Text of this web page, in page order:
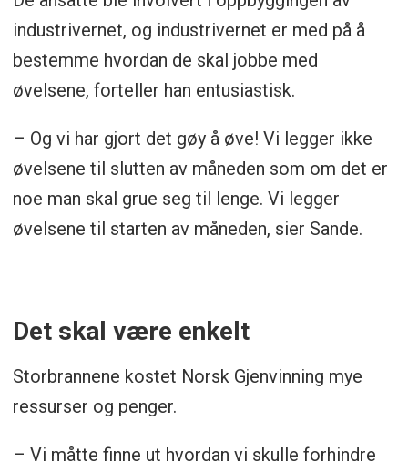
industrivernet, og industrivernet er med på å
bestemme hvordan de skal jobbe med
øvelsene, forteller han entusiastisk.
– Og vi har gjort det gøy å øve! Vi legger ikke
øvelsene til slutten av måneden som om det er
noe man skal grue seg til lenge. Vi legger
øvelsene til starten av måneden, sier Sande.
Det skal være enkelt
Storbrannene kostet Norsk Gjenvinning mye
ressurser og penger.
– Vi måtte finne ut hvordan vi skulle forhindre